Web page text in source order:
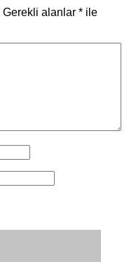
Gerekli alanlar * ile